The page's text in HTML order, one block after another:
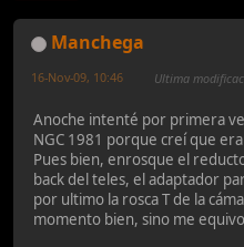
Manchega
16-Nov-09, 10:46 Ultima
Anoche intenté por primera
NGC 1981 porque creí que
Pues bien, enrosque el
back del teles, el adaptador
por ultimo la rosca T de la
momento bien, sino me